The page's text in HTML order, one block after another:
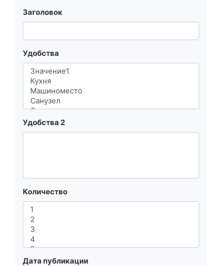
Заголовок
Удобства
Удобства 2
Количество
Дата публикации